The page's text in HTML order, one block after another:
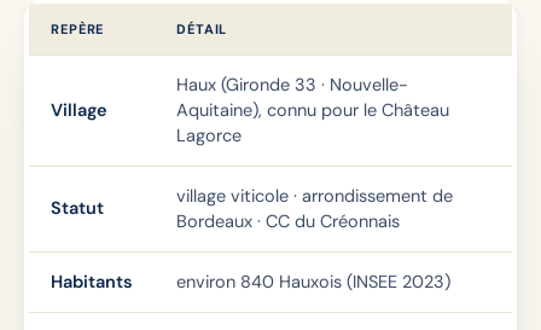
REPÈRE DÉTAIL
Village
Haux (Gironde 33 · Nouvelle-
Aquitaine), connu pour le Château
Lagorce
Statut
village viticole · arrondissement de
Bordeaux · CC du Créonnais
Habitants environ 840 Hauxois (INSEE 2023)